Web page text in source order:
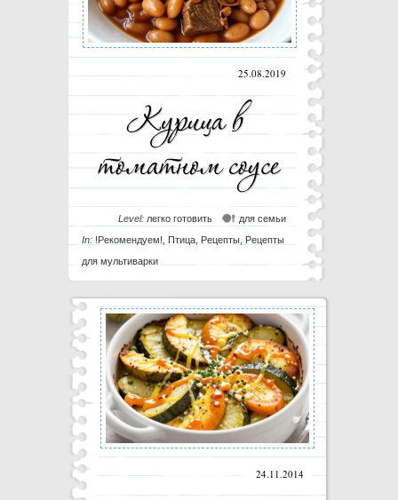
25.08.2019
для семьи
Level: легко готовить
In: !Рекомендуем!, Птица, Рецепты, Рецепты
для мультиварки
24.11.2014